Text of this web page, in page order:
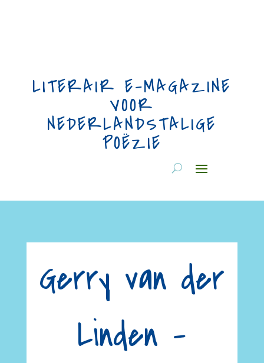
LITERAIR E-MAGAZINE
VOOR
NEDERLANDSTALIGE
POËZIE
Gerry van der
Linden –